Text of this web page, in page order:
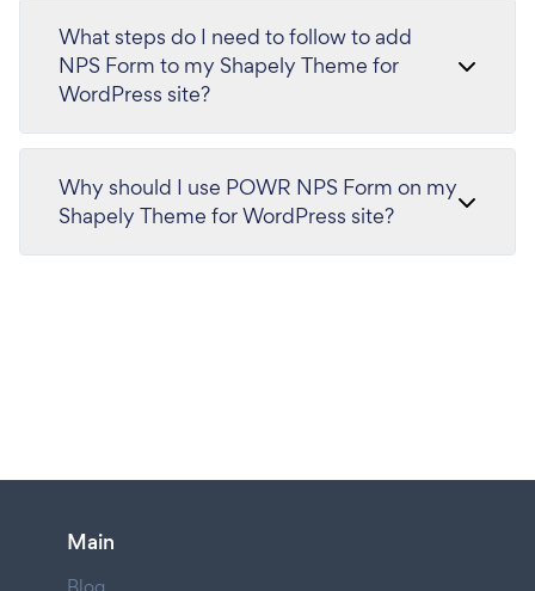
What steps do I need to follow to add
NPS Form to my Shapely Theme for
WordPress site?
Why should I use POWR NPS Form on my
Shapely Theme for WordPress site?
Main